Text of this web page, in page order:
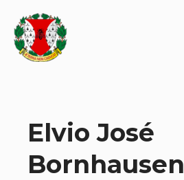
Elvio José
Bornhausen